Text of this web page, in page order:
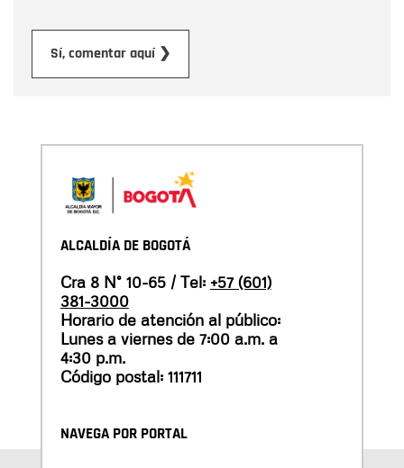
Sí, comentar aquí ❯
ALCALDÍA DE BOGOTÁ
Cra 8 N° 10-65 / Tel: +57 (601)
381-3000
Horario de atención al público:
Lunes a viernes de 7:00 a.m. a
4:30 p.m.
Código postal: 111711
NAVEGA POR PORTAL